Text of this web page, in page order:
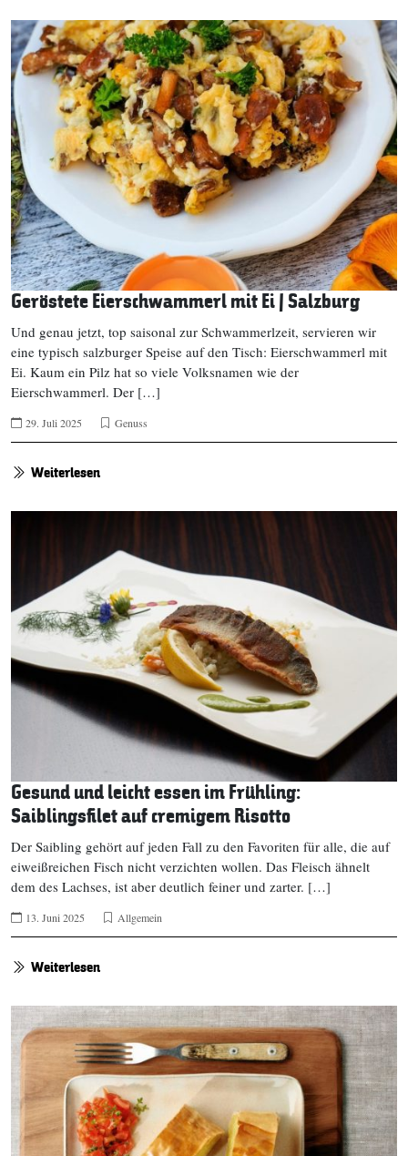
Geröstete Eierschwammerl mit Ei | Salzburg
Und genau jetzt, top saisonal zur Schwammerlzeit, servieren wir
eine typisch salzburger Speise auf den Tisch: Eierschwammerl mit
Ei. Kaum ein Pilz hat so viele Volksnamen wie der
Eierschwammerl. Der […]
29. Juli 2025 Genuss
Weiterlesen
Gesund und leicht essen im Frühling:
Saiblingsfilet auf cremigem Risotto
Der Saibling gehört auf jeden Fall zu den Favoriten für alle, die auf
eiweißreichen Fisch nicht verzichten wollen. Das Fleisch ähnelt
dem des Lachses, ist aber deutlich feiner und zarter. […]
13. Juni 2025 Allgemein
Weiterlesen